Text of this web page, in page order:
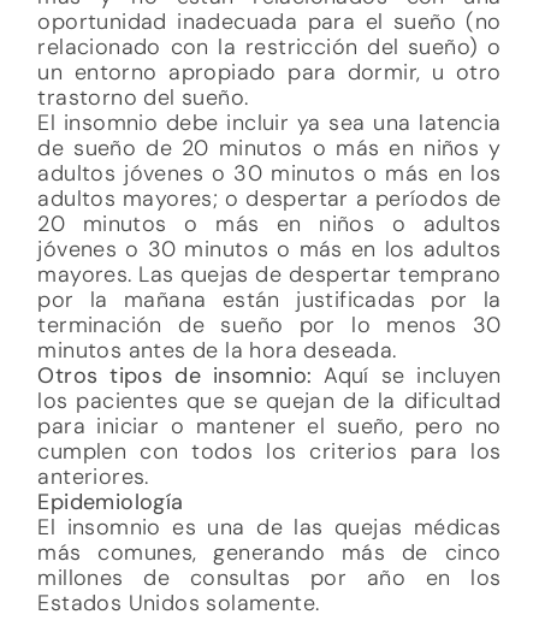
oportunidad inadecuada para el sueño (no
relacionado con la restricción del sueño) o
un entorno apropiado para dormir, u otro
trastorno del sueño.
El insomnio debe incluir ya sea una latencia
de sueño de 20 minutos o más en niños y
adultos jóvenes o 30 minutos o más en los
adultos mayores; o despertar a períodos de
20 minutos o más en niños o adultos
jóvenes o 30 minutos o más en los adultos
mayores. Las quejas de despertar temprano
por la mañana están justificadas por la
terminación de sueño por lo menos 30
minutos antes de la hora deseada.
Otros tipos de insomnio: Aquí se incluyen
los pacientes que se quejan de la dificultad
para iniciar o mantener el sueño, pero no
cumplen con todos los criterios para los
anteriores.
Epidemiología
El insomnio es una de las quejas médicas
más comunes, generando más de cinco
millones de consultas por año en los
Estados Unidos solamente.